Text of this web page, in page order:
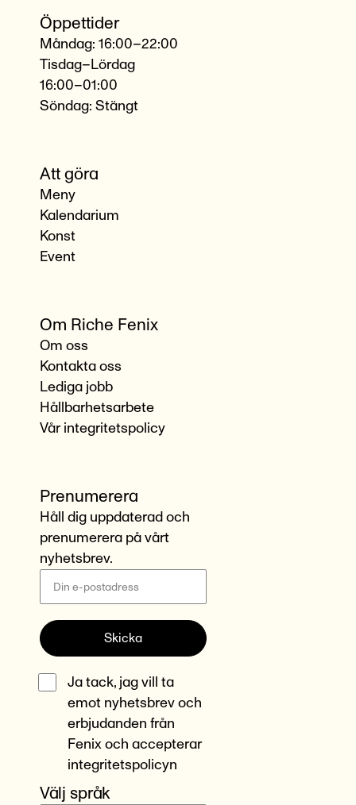
Öppettider
Måndag: 16:00–22:00
Tisdag–Lördag
16:00–01:00
Söndag: Stängt
Att göra
Meny
Kalendarium
Konst
Event
Om Riche Fenix
Om oss
Kontakta oss
Lediga jobb
Hållbarhetsarbete
Vår integritetspolicy
Prenumerera
Håll dig uppdaterad och
prenumerera på vårt
nyhetsbrev.
Skicka
Ja tack, jag vill ta
emot nyhetsbrev och
erbjudanden från
Fenix och accepterar
integritetspolicyn
Välj språk